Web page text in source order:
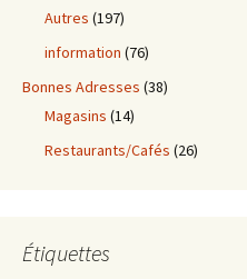
Autres (197)
information (76)
Bonnes Adresses (38)
Magasins (14)
Restaurants/Cafés (26)
Étiquettes